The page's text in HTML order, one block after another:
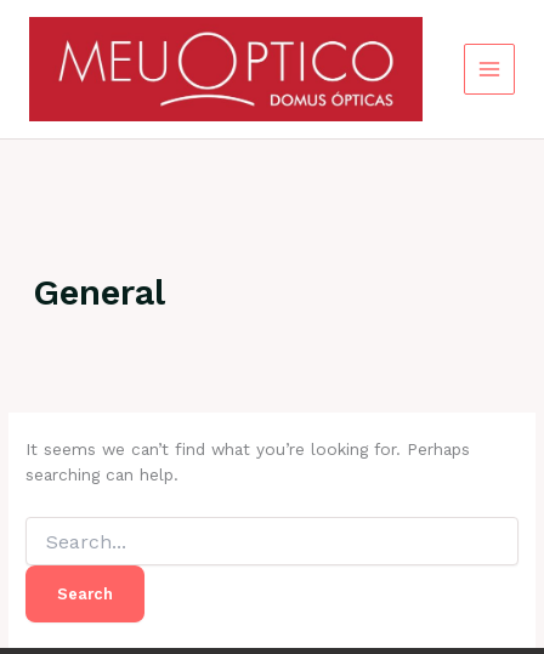
content
General
It seems we can’t find what you’re looking for. Perhaps
searching can help.
for: